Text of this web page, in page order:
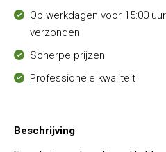
Op werkdagen voor 15:00
verzonden
Scherpe prijzen
Professionele kwaliteit
Beschrijving